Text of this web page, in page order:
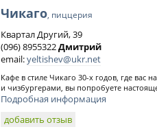
Чикаго, пиццерия
Квартал Другий, 39
(096) 8955322Дмитрий
email:yeltishev@ukr.net
Кафе в стиле Чикаго 30-х годов, где
и чизбургерами, вы попробуете
Подробная информация
добавить отзыв